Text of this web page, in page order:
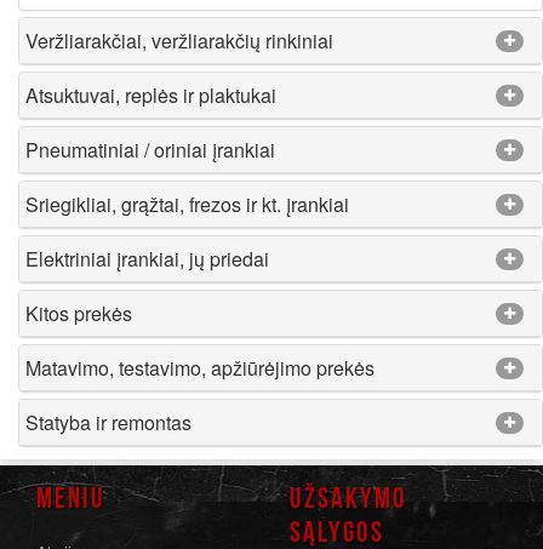
Veržliarakčiai, veržliarakčių rinkiniai
Atsuktuvai, replės ir plaktukai
Pneumatiniai / oriniai įrankiai
Sriegikliai, grąžtai, frezos ir kt. įrankiai
Elektriniai įrankiai, jų priedai
Kitos prekės
Matavimo, testavimo, apžiūrėjimo prekės
Statyba ir remontas
MENIU
UŽSAKYMO
SĄLYGOS